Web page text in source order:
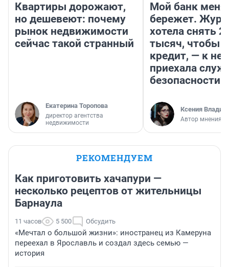
Квартиры дорожают,
но дешевеют: почему
рынок недвижимости
сейчас такой странный
Екатерина Торопова
директор агентства
недвижимости
Мой банк меня
бережет.
хотела снять
тысяч, чтобы
кредит, — к
приехала
безопасности
Ксения
Автор мнения
РЕКОМЕНДУЕМ
Как приготовить хачапури —
несколько рецептов от жительницы
Барнаула
11 часов 5 500 Обсудить
«Мечтал о большой жизни»: иностранец из Камеруна
переехал в Ярославль и создал здесь семью —
история